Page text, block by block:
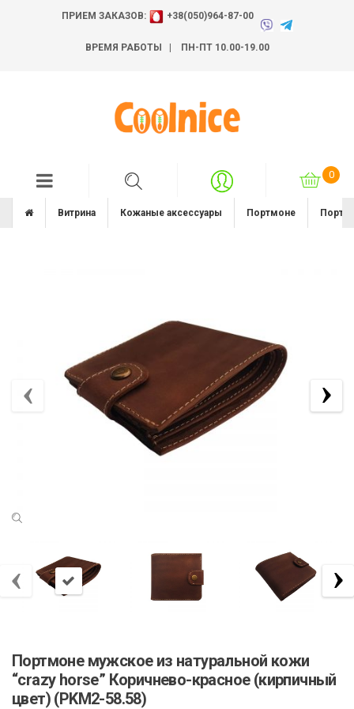
ПРИЕМ ЗАКАЗОВ: +38(050)964-87-00
ВРЕМЯ РАБОТЫ | ПН-ПТ 10.00-19.00
Витрина Кожаные аксессуары Портмоне
Портмоне мужское из натуральной кожи
“crazy horse” Коричнево-красное (кирпичный
цвет) (PKM2-58.58)